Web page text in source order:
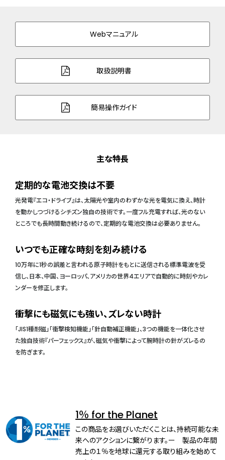
Webマニュアル
取扱説明書
簡易操作ガイド
主な特長
定期的な電池交換は不要
光発電『エコ・ドライブ』は、太陽光や室内のわずかな光を電気に換え、時計
を動かしつづけるシチズン独自の技術です。一度フル充電すれば、光のない
ところでも長時間動き続けるので、定期的な電池交換は必要ありません。
いつでも正確な時刻を刻み続ける
10万年に1秒の誤差と言われる原子時計をもとに送信される標準電波を受
信し、日本、中国、ヨーロッパ、アメリカの世界4エリアで自動的に時刻やカレ
ンダーを修正します。
衝撃にも磁気にも強い、ズレない時計
「JIS1種耐磁」「衝撃検知機能」「針自動補正機能」、3つの機能を一体化させ
た独自技術『パーフェックス』が、磁気や衝撃によって腕時計の針がズレるの
を防ぎます。
1％ for the Planet
この商品をお選びいただくことは、持続可能な未
来へのアクションに繋がります。ー 製品の年間
売上の１％を地球に還元する取り組みを始めて